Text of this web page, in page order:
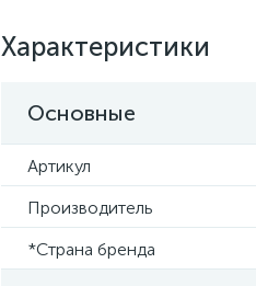
Характеристики
Основные
Артикул
Производитель
*Страна бренда